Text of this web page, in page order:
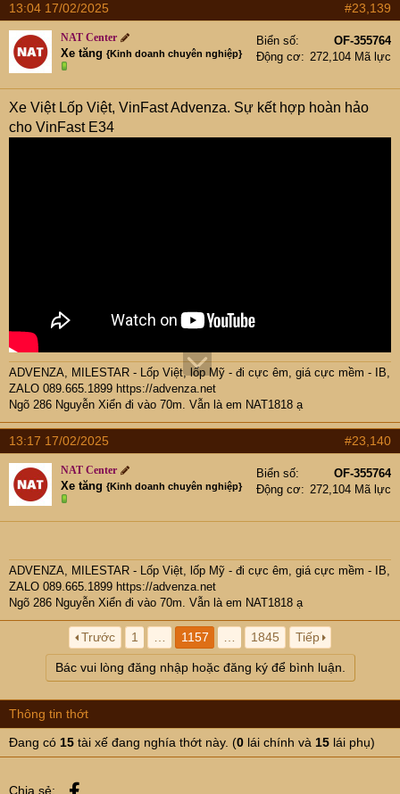
13:04 17/02/2025 #23,139
NAT Center
Xe tăng {Kinh doanh chuyên nghiệp}
Biển số
OF-355764
Động cơ
272,104 Mã lực
Xe Việt Lốp Việt, VinFast Advenza. Sự kết hợp hoàn hảo
cho VinFast E34
ADVENZA, MILESTAR - Lốp Việt, lốp Mỹ - đi cực êm, giá cực mềm - IB,
ZALO 089.665.1899 https://advenza.net
Ngõ 286 Nguyễn Xiển đi vào 70m. Vẫn là em NAT1818 ạ
13:17 17/02/2025 #23,140
NAT Center
Xe tăng {Kinh doanh chuyên nghiệp}
Biển số
OF-355764
Động cơ
272,104 Mã lực
ADVENZA, MILESTAR - Lốp Việt, lốp Mỹ - đi cực êm, giá cực mềm - IB,
ZALO 089.665.1899 https://advenza.net
Ngõ 286 Nguyễn Xiển đi vào 70m. Vẫn là em NAT1818 ạ
Trước 1 1157 1845 Tiếp
Bác vui lòng đăng nhập hoặc đăng ký để bình luận.
Thông tin thớt
Đang có 15 tài xế đang nghía thớt này. (0 lái chính và 15 lái phụ)
Chia sẻ: